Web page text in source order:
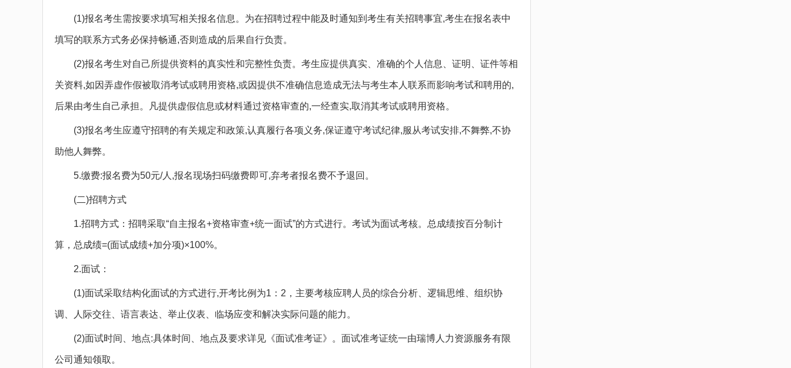
(1)报名考生需按要求填写相关报名信息。为在招聘过程中能及时通知到考生有关招聘事宜,考生在报名表中
填写的联系方式务必保持畅通,否则造成的后果自行负责。
(2)报名考生对自己所提供资料的真实性和完整性负责。考生应提供真实、准确的个人信息、证明、证件等相
关资料,如因弄虚作假被取消考试或聘用资格,或因提供不准确信息造成无法与考生本人联系而影响考试和聘用的,
后果由考生自己承担。凡提供虚假信息或材料通过资格审查的,一经查实,取消其考试或聘用资格。
(3)报名考生应遵守招聘的有关规定和政策,认真履行各项义务,保证遵守考试纪律,服从考试安排,不舞弊,不协
助他人舞弊。
5.缴费:报名费为50元/人,报名现场扫码缴费即可,弃考者报名费不予退回。
(二)招聘方式
1.招聘方式：招聘采取“自主报名+资格审查+统一面试”的方式进行。考试为面试考核。总成绩按百分制计
算，总成绩=(面试成绩+加分项)×100%。
2.面试：
(1)面试采取结构化面试的方式进行,开考比例为1：2，主要考核应聘人员的综合分析、逻辑思维、组织协
调、人际交往、语言表达、举止仪表、临场应变和解决实际问题的能力。
(2)面试时间、地点:具体时间、地点及要求详见《面试准考证》。面试准考证统一由瑞博人力资源服务有限
公司通知领取。